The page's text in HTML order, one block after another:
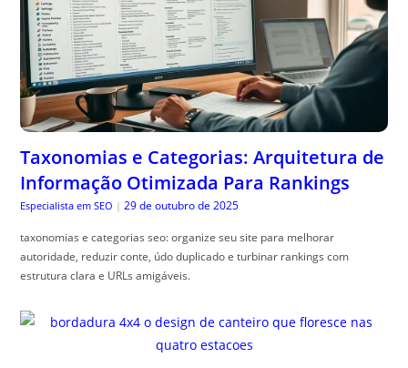
Taxonomias e Categorias: Arquitetura de
Informação Otimizada Para Rankings
Especialista em SEO | 29 de outubro de 2025
taxonomias e categorias seo: organize seu site para melhorar
autoridade, reduzir conte, údo duplicado e turbinar rankings com
estrutura clara e URLs amigáveis.